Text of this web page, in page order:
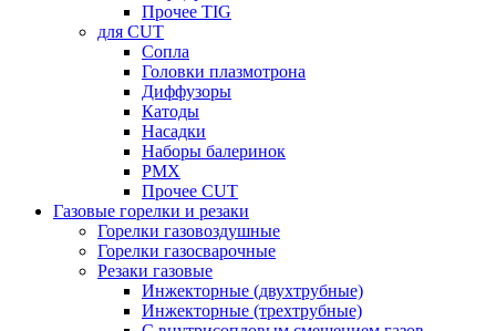
Прочее TIG
для CUT
Сопла
Головки плазмотрона
Диффузоры
Катоды
Насадки
Наборы балеринок
PMX
Прочее CUT
Газовые горелки и резаки
Горелки газовоздушные
Горелки газосварочные
Резаки газовые
Инжекторные (двухтрубные)
Инжекторные (трехтрубные)